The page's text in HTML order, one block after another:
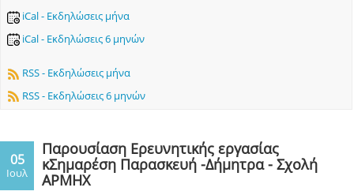
iCal - Εκδηλώσεις μήνα
iCal - Εκδηλώσεις 6 μηνών
RSS - Εκδηλώσεις μήνα
RSS - Εκδηλώσεις 6 μηνών
05
Ιουλ
Παρουσίαση Ερευνητικής εργασίας
κΣημαρέση Παρασκευή -Δήμητρα - Σχολή
ΑΡΜΗΧ